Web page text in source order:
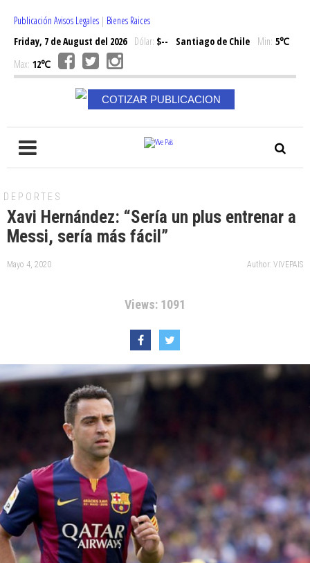
Publicación Avisos Legales | Bienes Raices
Friday, 7 de August del 2026Dólar: $-- Santiago de Chile Min: 5℃
Max: 12℃
COTIZAR PUBLICACION
DEPORTES
Xavi Hernández: “Sería un plus entrenar a
Messi, sería más fácil”
Mayo 4, 2020 Author: VIVEPAIS
Views: 1091